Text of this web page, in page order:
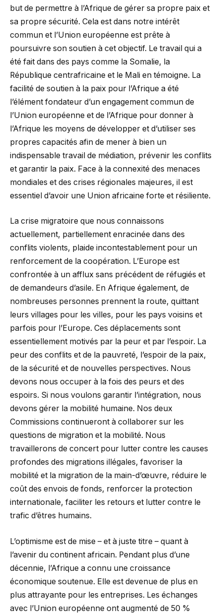
but de permettre à l’Afrique de gérer sa propre paix et
sa propre sécurité. Cela est dans notre intérêt
commun et l’Union européenne est prête à
poursuivre son soutien à cet objectif. Le travail qui a
été fait dans des pays comme la Somalie, la
République centrafricaine et le Mali en témoigne. La
facilité de soutien à la paix pour l’Afrique a été
l’élément fondateur d’un engagement commun de
l’Union européenne et de l’Afrique pour donner à
l’Afrique les moyens de développer et d’utiliser ses
propres capacités afin de mener à bien un
indispensable travail de médiation, prévenir les conflits
et garantir la paix. Face à la connexité des menaces
mondiales et des crises régionales majeures, il est
essentiel d’avoir une Union africaine forte et résiliente.
La crise migratoire que nous connaissons
actuellement, partiellement enracinée dans des
conflits violents, plaide incontestablement pour un
renforcement de la coopération. L’Europe est
confrontée à un afflux sans précédent de réfugiés et
de demandeurs d’asile. En Afrique également, de
nombreuses personnes prennent la route, quittant
leurs villages pour les villes, pour les pays voisins et
parfois pour l’Europe. Ces déplacements sont
essentiellement motivés par la peur et par l’espoir. La
peur des conflits et de la pauvreté, l’espoir de la paix,
de la sécurité et de nouvelles perspectives. Nous
devons nous occuper à la fois des peurs et des
espoirs. Si nous voulons garantir l’intégration, nous
devons gérer la mobilité humaine. Nos deux
Commissions continueront à collaborer sur les
questions de migration et la mobilité. Nous
travaillerons de concert pour lutter contre les causes
profondes des migrations illégales, favoriser la
mobilité et la migration de la main-d’œuvre, réduire le
coût des envois de fonds, renforcer la protection
internationale, faciliter les retours et lutter contre le
trafic d’êtres humains.
L’optimisme est de mise – et à juste titre – quant à
l’avenir du continent africain. Pendant plus d’une
décennie, l’Afrique a connu une croissance
économique soutenue. Elle est devenue de plus en
plus attrayante pour les entreprises. Les échanges
avec l’Union européenne ont augmenté de 50 %